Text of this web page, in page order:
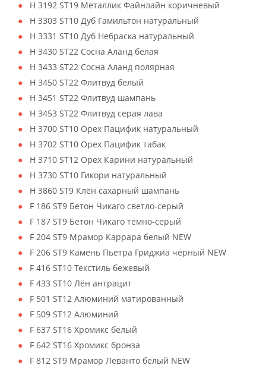
H 3192 ST19 Металлик Файнлайн коричневый
H 3303 ST10 Дуб Гамильтон натуральный
H 3331 ST10 Дуб Небраска натуральный
H 3430 ST22 Сосна Аланд белая
H 3433 ST22 Сосна Аланд полярная
H 3450 ST22 Флитвуд белый
H 3451 ST22 Флитвуд шампань
H 3453 ST22 Флитвуд серая лава
H 3700 ST10 Орех Пацифик натуральный
H 3702 ST10 Орех Пацифик табак
H 3710 ST12 Орех Карини натуральный
H 3730 ST10 Гикори натуральный
H 3860 ST9 Клён сахарный шампань
F 186 ST9 Бетон Чикаго светло-серый
F 187 ST9 Бетон Чикаго тёмно-серый
F 204 ST9 Мрамор Каррара белый NEW
F 206 ST9 Камень Пьетра Гриджиа чёрный NEW
F 416 ST10 Текстиль бежевый
F 433 ST10 Лён антрацит
F 501 ST12 Алюминий матированный
F 509 ST12 Алюминий
F 637 ST16 Хромикс белый
F 642 ST16 Хромикс бронза
F 812 ST9 Мрамор Леванто белый NEW